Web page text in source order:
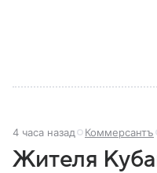
4 часа назад Коммерсантъ
Жителя